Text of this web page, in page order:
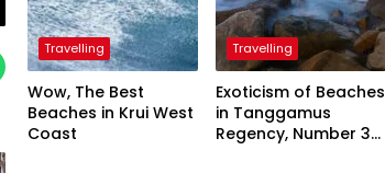
Travelling
Wow, The Best
Beaches in Krui West
Coast
Travelling
Exoticism of Beaches
in Tanggamus
Regency, Number 3